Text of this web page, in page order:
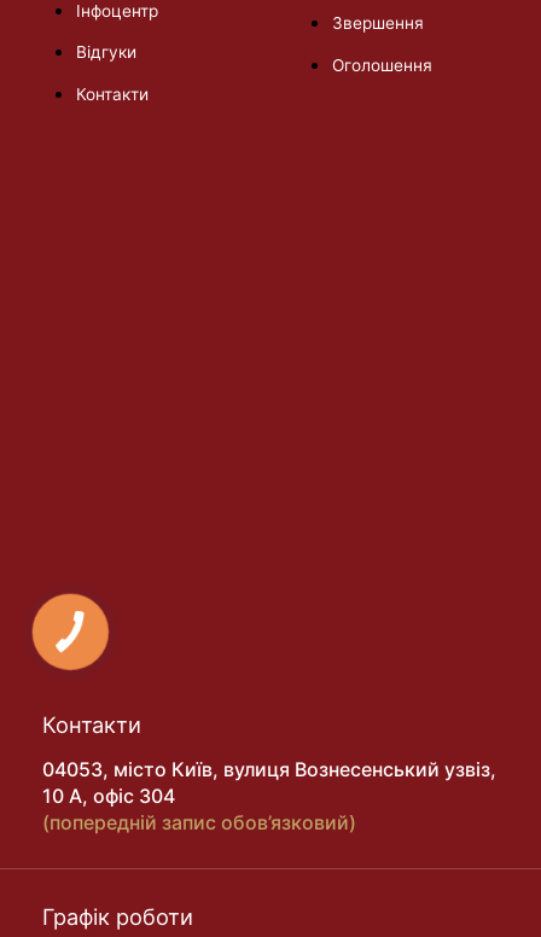
Інфоцентр
Відгуки
Контакти
Звершення
Оголошення
Контакти
04053, місто Київ, вулиця Вознесенський узвіз,
10 А, офіс 304
(попередній запис обов’язковий)
Графік роботи